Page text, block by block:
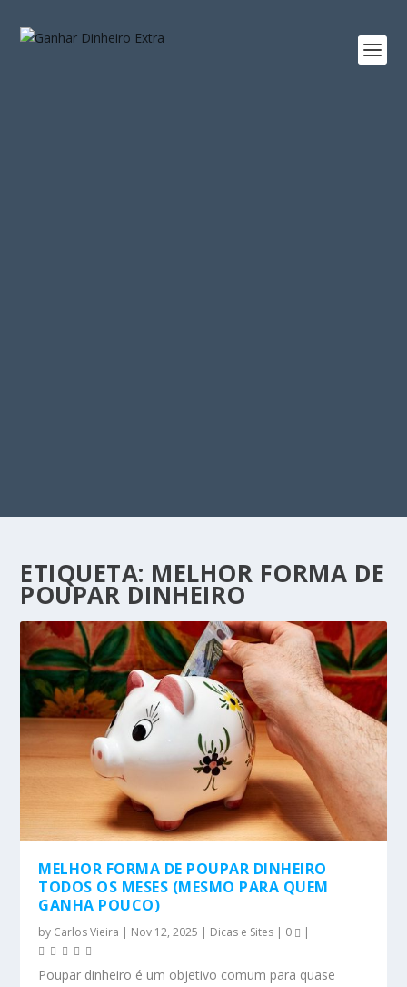
ETIQUETA: MELHOR FORMA DE
POUPAR DINHEIRO
MELHOR FORMA DE POUPAR DINHEIRO
TODOS OS MESES (MESMO PARA QUEM
GANHA POUCO)
by Carlos Vieira | Nov 12, 2025 | Dicas e Sites | 0 |
Poupar dinheiro é um objetivo comum para quase